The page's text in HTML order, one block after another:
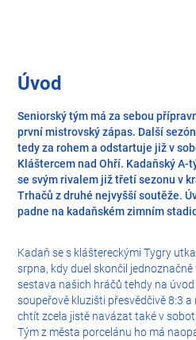
Úvod
Seniorský tým má za sebou
první mistrovský zápas. Další
tedy za rohem a odstartuje již v
Kláštercem nad Ohří. Kadaňský A-
se svým rivalem již třetí sezonu v
Trhačů z druhé nejvyšší soutěže.
padne na kadaňském zimním
Kadaň se s kláštereckými Tygry
srpna, kdy duel skončil jednoznačně
sestava našich hráčů tehdy na
soupeřově kluzišti přesvědčivě 8:3
chtít zcela jistě navázat také v
Tým z města porcelánu ho má